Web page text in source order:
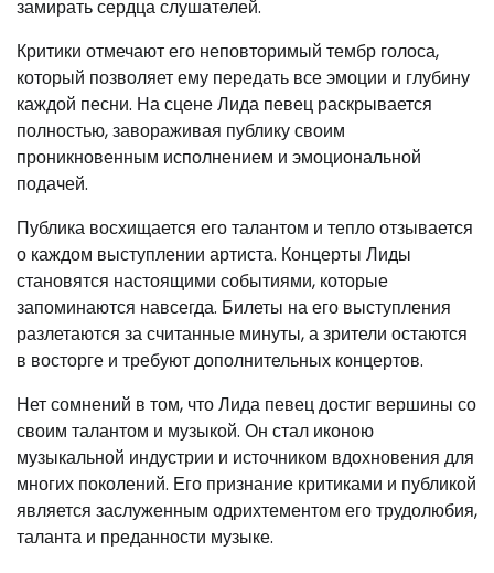
замирать сердца слушателей.
Критики отмечают его неповторимый тембр голоса,
который позволяет ему передать все эмоции и глубину
каждой песни. На сцене Лида певец раскрывается
полностью, завораживая публику своим
проникновенным исполнением и эмоциональной
подачей.
Публика восхищается его талантом и тепло отзывается
о каждом выступлении артиста. Концерты Лиды
становятся настоящими событиями, которые
запоминаются навсегда. Билеты на его выступления
разлетаются за считанные минуты, а зрители остаются
в восторге и требуют дополнительных концертов.
Нет сомнений в том, что Лида певец достиг вершины со
своим талантом и музыкой. Он стал иконою
музыкальной индустрии и источником вдохновения для
многих поколений. Его признание критиками и публикой
является заслуженным одрихтементом его трудолюбия,
таланта и преданности музыке.